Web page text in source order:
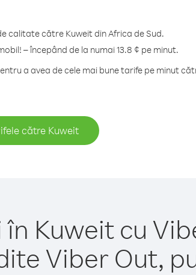
calitate către Kuweit din Africa de Sud.
– începând de la numai 13.8 ¢ pe minut.
a avea de cele mai bune tarife pe minut
către Kuweit
Kuweit cu
Viber Out,